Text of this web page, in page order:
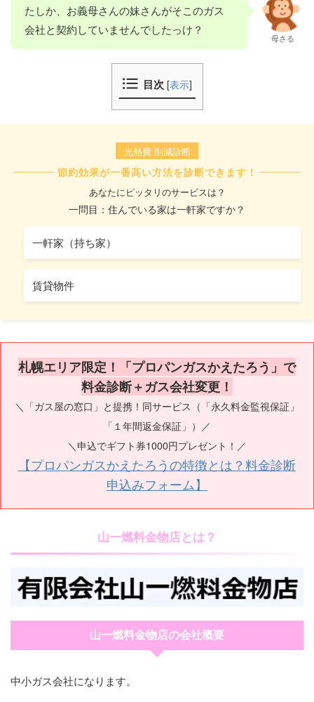
たしか、お義母さんの妹さんがそこのガス
会社と契約していませんでしたっけ？
母さる
目次 [表示]
光熱費 削減診断
節約効果が一番高い方法を診断できます！
あなたにピッタリのサービスは？
一問目：住んでいる家は一軒家ですか？
一軒家（持ち家）
賃貸物件
札幌エリア限定！「プロパンガスかえたろう」で
料金診断＋ガス会社変更！
＼「ガス屋の窓口」と提携！同サービス（「永久料金監視保証」
「１年間返金保証」）／
＼申込でギフト券1000円プレゼント！／
【プロパンガスかえたろうの特徴とは？料金診断
申込みフォーム】
山一燃料金物店とは？
山一燃料金物店の会社概要
中小ガス会社になります。